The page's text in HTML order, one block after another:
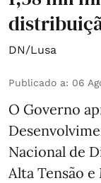
DN/Lusa
Publicado a: 06
O Governo
Nacional de
Alta Tensão